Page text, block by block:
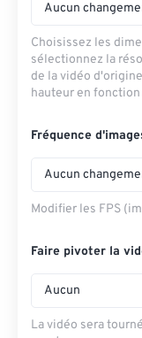
Aucun
Choisissez les
sélectionnez la
de la vidéo
hauteur en
Fréquence
Aucun
Modifier les FPS
Faire pivoter la
Aucun
La vidéo sera